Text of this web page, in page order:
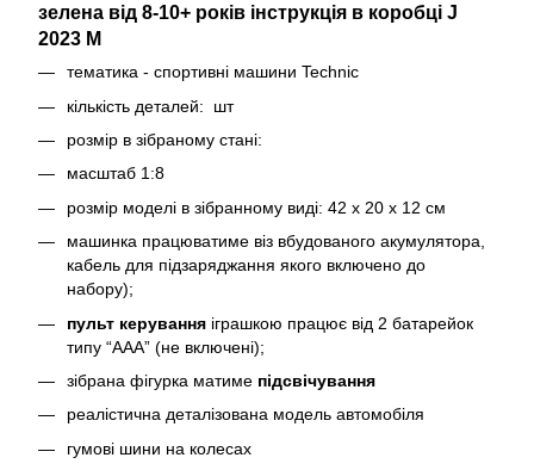
зелена від 8-10+ років інструкція в коробці J
2023 M
тематика - спортивні машини Technic
кількість деталей: шт
розмір в зібраному стані:
масштаб 1:8
розмір моделі в зібранному виді: 42 х 20 х 12 см
машинка працюватиме віз вбудованого акумулятора,
кабель для підзаряджання якого включено до
набору);
пульт керування іграшкою працює від 2 батарейок
типу “ААА” (не включені);
зібрана фігурка матиме підсвічування
реалістична деталізована модель автомобіля
гумові шини на колесах